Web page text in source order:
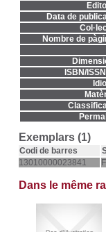
Data de
Nombre de
ISBN/
Exemplars (1)
Codi de barres
13010000023841
Dans le même